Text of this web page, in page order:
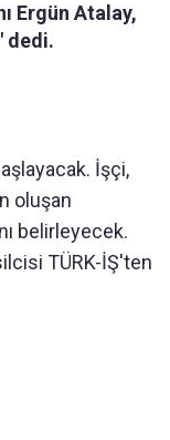
Ergün Atalay,
dedi.
İşçi,
oluşan
belirleyecek.
TÜRK-İŞ'ten